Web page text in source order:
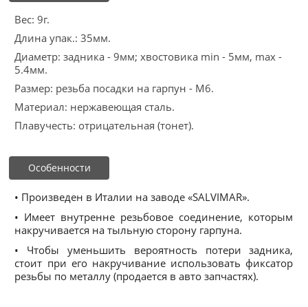
Вес: 9г.
Длина упак.: 35мм.
Диаметр: задника - 9мм; хвостовика min - 5мм, max -
5.4мм.
Размер: резьба посадки на гарпун - М6.
Материал: нержавеющая сталь.
Плавучесть: отрицательная (тонет).
Особенности
• Произведен в Италии на заводе «SALVIMAR».
• Имеет внутренне резьбовое соединение, которым
накручивается на тыльную сторону гарпуна.
• Чтобы уменьшить вероятность потери задника,
стоит при его накручивание использовать фиксатор
резьбы по металлу (продается в авто запчастях).